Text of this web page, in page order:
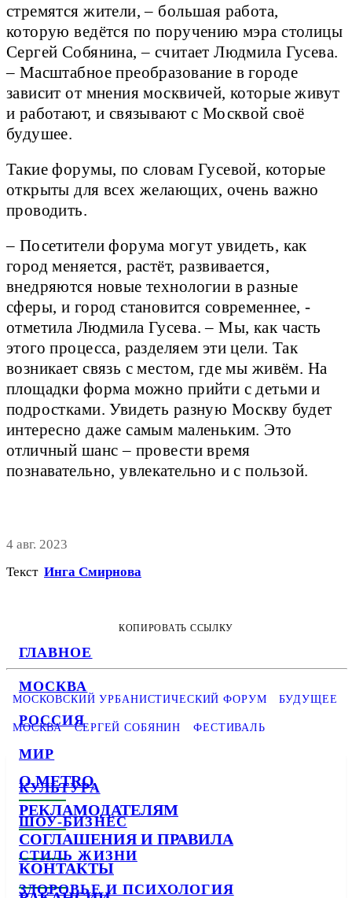
ГЛАВНОЕ
МОСКВА
РОССИЯ
МИР
КУЛЬТУРА
ШОУ-БИЗНЕС
СТИЛЬ ЖИЗНИ
ЗДОРОВЬЕ И ПСИХОЛОГИЯ
стремятся жители, – большая работа,
которую ведётся по поручению мэра столицы
Сергей Собянина, – считает Людмила Гусева.
– Масштабное преобразование в городе
зависит от мнения москвичей, которые живут
и работают, и связывают с Москвой своё
будушее.
Такие форумы, по словам Гусевой, которые
открыты для всех желающих, очень важно
проводить.
– Посетители форума могут увидеть, как
город меняется, растёт, развивается,
внедряются новые технологии в разные
сферы, и город становится современнее, -
отметила Людмила Гусева. – Мы, как часть
этого процесса, разделяем эти цели. Так
возникает связь с местом, где мы живём. На
площадки форма можно прийти с детьми и
подростками. Увидеть разную Москву будет
интересно даже самым маленьким. Это
отличный шанс – провести время
познавательно, увлекательно и с пользой.
4 авг. 2023
Текст Инга Смирнова
КОПИРОВАТЬ ССЫЛКУ
МОСКОВСКИЙ УРБАНИСТИЧЕСКИЙ ФОРУМ БУДУЩЕЕ
МОСКВА СЕРГЕЙ СОБЯНИН ФЕСТИВАЛЬ
О METRO
РЕКЛАМОДАТЕЛЯМ
СОГЛАШЕНИЯ И ПРАВИЛА
КОНТАКТЫ